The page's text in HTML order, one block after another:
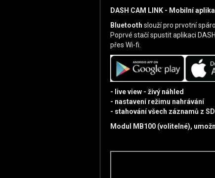
DASH CAM LINK - Mobilní
Bluetooth slouží pro prvotní
Poprvé stačí spustit aplikaci
přes Wi-fi.
- live view - živý náhled
- nastavení režimu nahrávání
- stahování všech záznamů z
Modul MB100 (volitelné),